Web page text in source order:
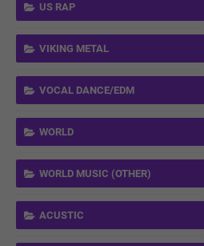
US RAP
VIKING METAL
VOCAL DANCE/EDM
WORLD
WORLD MUSIC (OTHER)
ACUSTIC